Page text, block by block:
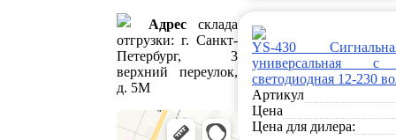
Адрес склада
отгрузки: г. Санкт-
Петербург, 3
верхний переулок,
д. 5М
YS-430
универсальная с
светодиодная 12-230
Артикул
Цена
Цена для дилера: